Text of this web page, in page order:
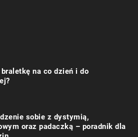
na co dzień i do
sobie z dystymią,
oraz padaczką – poradnik dla